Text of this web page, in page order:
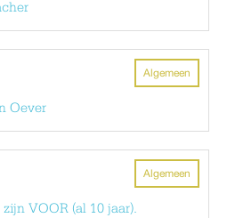
Algemeen
Oever
Algemeen
VOOR (al 10 jaar).